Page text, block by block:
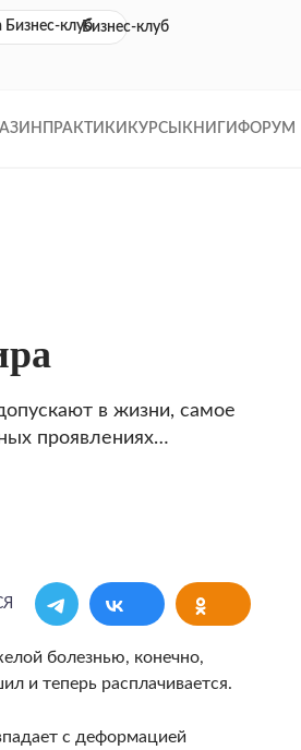
Бизнес-клуб
ПРАКТИКИ КУРСЫ КНИГИ ФОРУМ
в жизни, самое
проявлениях…
бо­лезнью, конечно,
и теперь расплачива­ется.
с деформацией